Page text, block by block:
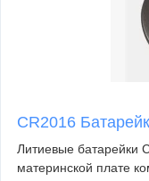
CR2016
Литиевые батарейки
материнской плате